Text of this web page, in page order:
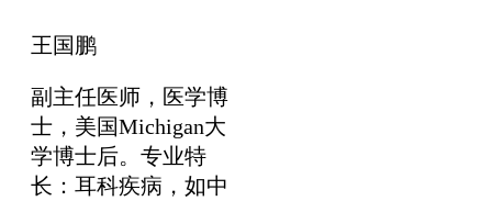
王国鹏
副主任医师，医学博
士，美国Michigan大
学博士后。专业特
长：耳科疾病，如中